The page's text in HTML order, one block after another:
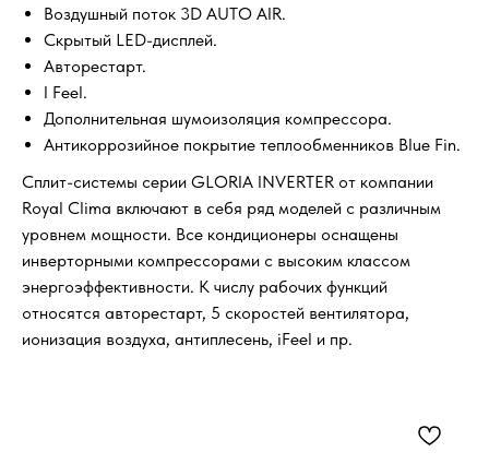
Воздушный поток 3D AUTO AIR.
Скрытый LED-дисплей.
Авторестарт.
I Feel.
Дополнительная шумоизоляция компрессора.
Антикоррозийное покрытие теплообменников Blue Fin.
Сплит-системы серии GLORIA INVERTER от компании
Royal Clima включают в себя ряд моделей с различным
уровнем мощности. Все кондиционеры оснащены
инверторными компрессорами с высоким классом
энергоэффективности. К числу рабочих функций
относятся авторестарт, 5 скоростей вентилятора,
ионизация воздуха, антиплесень, iFeel и пр.